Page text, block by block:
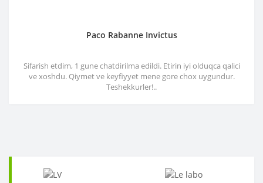
Paco Rabanne Invictus
Sifarish etdim, 1 gune chatdirilma edildi. Etirin iyi olduqca qalici
ve xoshdu. Qiymet ve keyfiyyet mene gore chox uygundur.
Teshekkurler!..